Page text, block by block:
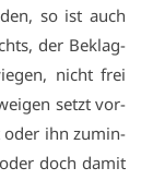
so ist auch
der Be­klag­
nicht frei
setzt vor­
oder ihn zu­min­
doch da­mit